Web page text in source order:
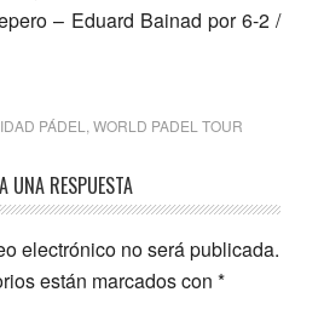
– Eduard Bainad por 6-2 /
PÁDEL WORLD PADEL TOUR
UNA RESPUESTA
electrónico no será publicada.
están marcados con *